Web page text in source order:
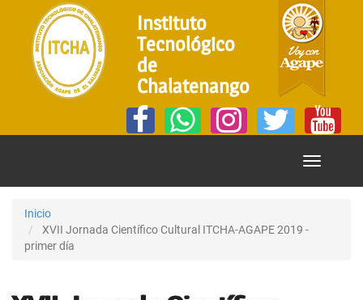
Instituto
Tecnológico
de
Chalatenango
Mostrar
Inicio
XVII Jornada Científico Cultural ITCHA-AGAPE 2019 -
primer día